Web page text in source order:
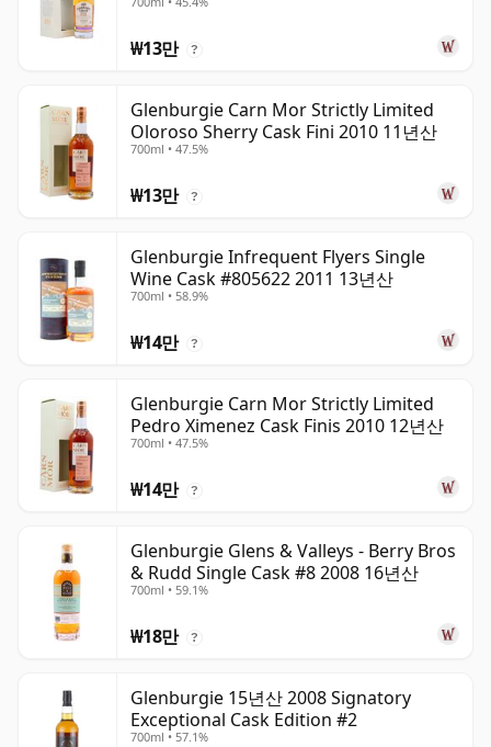
₩13만 ?
Glenburgie Carn Mor Strictly Limited
Oloroso Sherry Cask Fini 2010 11년산
700ml • 47.5%
₩13만 ?
Glenburgie Infrequent Flyers Single
Wine Cask #805622 2011 13년산
700ml • 58.9%
₩14만 ?
Glenburgie Carn Mor Strictly Limited
Pedro Ximenez Cask Finis 2010 12년산
700ml • 47.5%
₩14만 ?
Glenburgie Glens & Valleys - Berry Bros
& Rudd Single Cask #8 2008 16년산
700ml • 59.1%
₩18만 ?
Glenburgie 15년산 2008 Signatory
Exceptional Cask Edition #2
700ml • 57.1%